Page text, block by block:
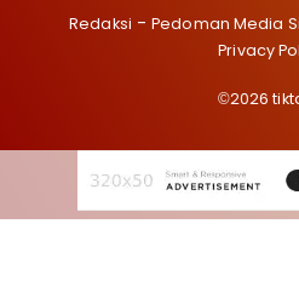
Redaksi Pedoman Media
Privacy
©2026